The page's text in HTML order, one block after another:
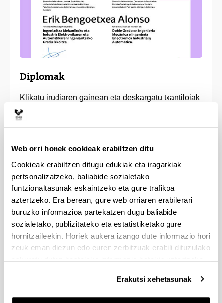
Web orri honek cookieak erabiltzen ditu
Cookieak erabiltzen ditugu edukiak eta iragarkiak
pertsonalizatzeko, baliabide sozialetako
funtzionaltasunak eskaintzeko eta gure trafikoa
aztertzeko. Era berean, gure web orriaren erabilerari
buruzko informazioa partekatzen dugu baliabide
sozialetako, publizitateko eta estatistiketako gure
hornitzaileekin. Horiek aukera izango dute informazio hori
zeuk eman diezun edo euren zerbitzuak erabili dituzulako
eskuratu duten bestelako informazio batekin uztartzeko.
Erakutsi xehetasunak
Diplomak
Klikatu irudiaren gainean eta deskargatu txantiloiak
jakintza-arloka (PPT formatua, 798 KB)
Deskargatu PPT formatuan
Egitarau programak